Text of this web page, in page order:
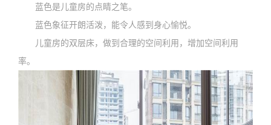
蓝色是儿童房的点睛之笔。
蓝色象征开朗活泼，能令人感到身心愉悦。
儿童房的双层床，做到合理的空间利用，增加空间利用
率。